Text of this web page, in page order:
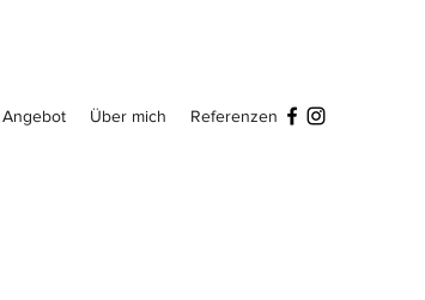
Angebot Über mich Referenzen